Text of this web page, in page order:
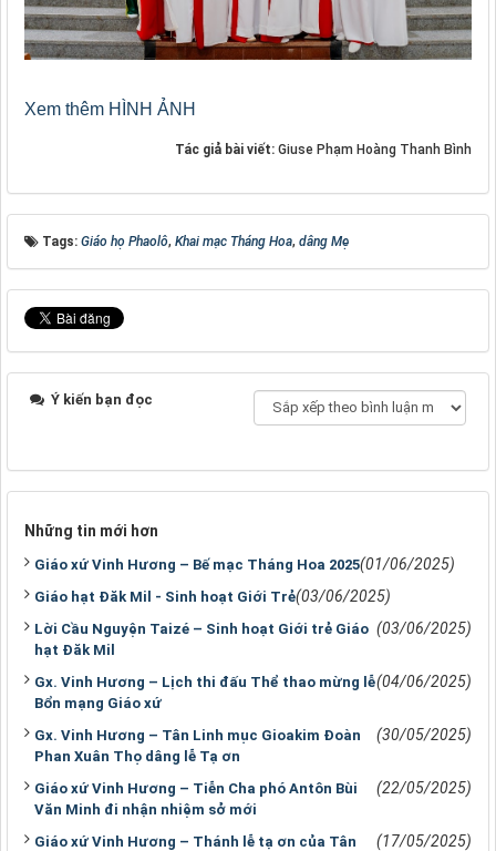
Xem thêm HÌNH ẢNH
Tác giả bài viết: Giuse Phạm Hoàng Thanh Bình
Tags: Giáo họ Phaolô, Khai mạc Tháng Hoa, dâng Mẹ
Ý kiến bạn đọc
Những tin mới hơn
Giáo xứ Vinh Hương – Bế mạc Tháng Hoa 2025(01/06/2025)
Giáo hạt Đăk Mil - Sinh hoạt Giới Trẻ(03/06/2025)
Lời Cầu Nguyện Taizé – Sinh hoạt Giới trẻ Giáo
hạt Đăk Mil
(03/06/2025)
Gx. Vinh Hương – Lịch thi đấu Thể thao mừng lễ
Bổn mạng Giáo xứ
(04/06/2025)
Gx. Vinh Hương – Tân Linh mục Gioakim Đoàn
Phan Xuân Thọ dâng lễ Tạ ơn
(30/05/2025)
Giáo xứ Vinh Hương – Tiễn Cha phó Antôn Bùi
Văn Minh đi nhận nhiệm sở mới
(22/05/2025)
Giáo xứ Vinh Hương – Thánh lễ tạ ơn của Tân
(17/05/2025)